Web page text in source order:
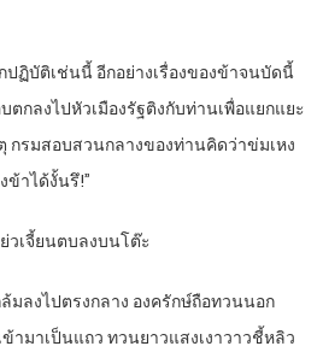
ปฏิบัติเช่นนี้ อีกอย่างเรื่องของข้าจนบัดนี้
กลงไปหัวเมืองรัฐติงกับท่านเพื่อแยกแยะ
กรมสอบสวนกลางของท่านคิดว่าข่มเหง
ข้าได้งั้นรึ!”
วเจี้ยนตบลงบนโต๊ะ
มลงไปตรงกลาง องครักษ์ถือทวนนอก
ามาเป็นแถว ทวนยาวแสงเงาวาวชี้หลิว